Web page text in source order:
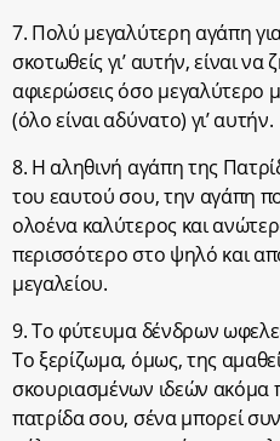
7. Πολύ μεγαλύτερη αγάπη
σκοτωθείς γι’ αυτήν, είναι να
αφιερώσεις όσο μεγαλύτερο
(όλο είναι αδύνατο) γι’ αυτήν.
8. Η αληθινή αγάπη της
του εαυτού σου, την αγάπη
ολοένα καλύτερος και
περισσότερο στο ψηλό και
μεγαλείου.
9. Το φύτευμα δένδρων
Το ξερίζωμα, όμως, της
σκουριασμένων ιδεών ακόμα
πατρίδα σου, σένα μπορεί